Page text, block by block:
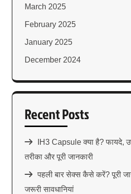
March 2025
February 2025
January 2025
December 2024
Recent Posts
IH3 Capsule क्या है? फायदे,
तरीका और पूरी जानकारी
पहली बार सेक्स कैसे करें? पूरी
जरूरी सावधानियां